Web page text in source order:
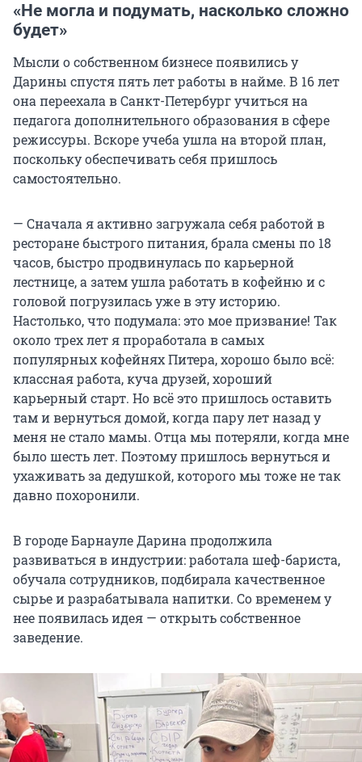
«Не могла и подумать, насколько сложно
будет»
Мысли о собственном бизнесе появились у
Дарины спустя пять лет работы в найме. В 16 лет
она переехала в Санкт-Петербург учиться на
педагога дополнительного образования в сфере
режиссуры. Вскоре учеба ушла на второй план,
поскольку обеспечивать себя пришлось
самостоятельно.
— Сначала я активно загружала себя работой в
ресторане быстрого питания, брала смены по 18
часов, быстро продвинулась по карьерной
лестнице, а затем ушла работать в кофейню и с
головой погрузилась уже в эту историю.
Настолько, что подумала: это мое призвание! Так
около трех лет я проработала в самых
популярных кофейнях Питера, хорошо было всё:
классная работа, куча друзей, хороший
карьерный старт. Но всё это пришлось оставить
там и вернуться домой, когда пару лет назад у
меня не стало мамы. Отца мы потеряли, когда мне
было шесть лет. Поэтому пришлось вернуться и
ухаживать за дедушкой, которого мы тоже не так
давно похоронили.
В городе Барнауле Дарина продолжила
развиваться в индустрии: работала шеф-бариста,
обучала сотрудников, подбирала качественное
сырье и разрабатывала напитки. Со временем у
нее появилась идея — открыть собственное
заведение.